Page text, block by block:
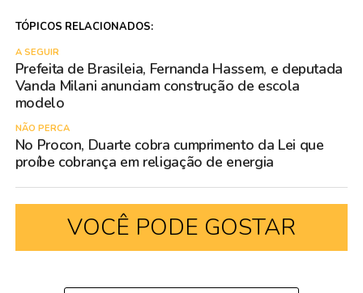
TÓPICOS RELACIONADOS:
A SEGUIR
Prefeita de Brasileia, Fernanda Hassem, e deputada
Vanda Milani anunciam construção de escola
modelo
NÃO PERCA
No Procon, Duarte cobra cumprimento da Lei que
proíbe cobrança em religação de energia
VOCÊ PODE GOSTAR